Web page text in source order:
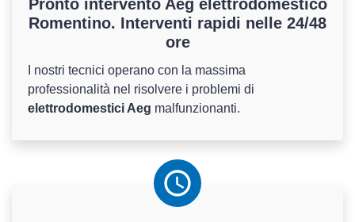
Pronto intervento Aeg elettrodomestico
Romentino. Interventi rapidi nelle 24/48
ore
I nostri tecnici operano con la massima
professionalità nel risolvere i problemi di
elettrodomestici Aeg malfunzionanti.